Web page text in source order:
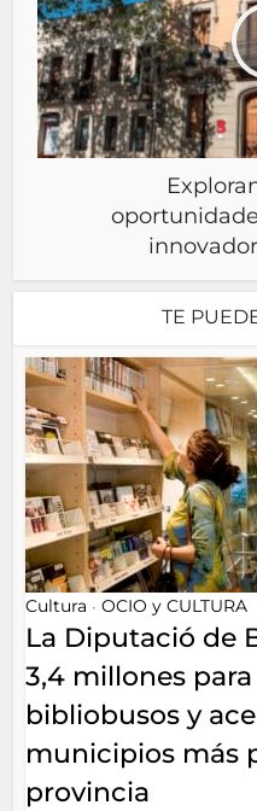
TE
Cultura • OCIO y CULTURA
La Diputació de
3,4 millones
bibliobusos y
municipios más
provincia